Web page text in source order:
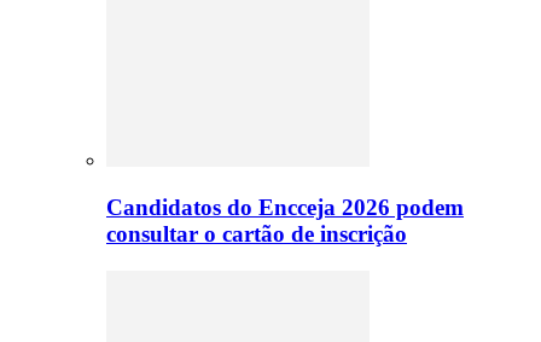
Candidatos do Encceja 2026 podem
consultar o cartão de inscrição